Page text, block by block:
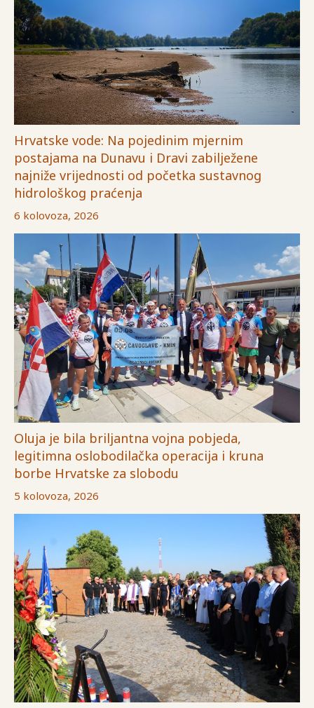
Hrvatske vode: Na pojedinim mjernim
postajama na Dunavu i Dravi zabilježene
najniže vrijednosti od početka sustavnog
hidrološkog praćenja
6 kolovoza, 2026
Oluja je bila briljantna vojna pobjeda,
legitimna oslobodilačka operacija i kruna
borbe Hrvatske za slobodu
5 kolovoza, 2026